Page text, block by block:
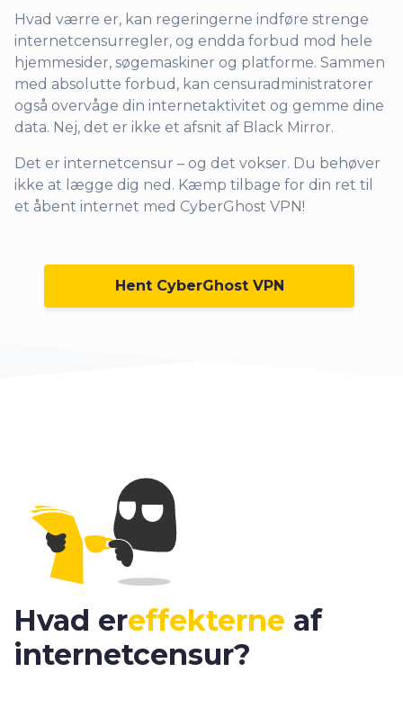
Hvad værre er, kan regeringerne indføre strenge
internetcensurregler, og endda forbud mod hele
hjemmesider, søgemaskiner og platforme. Sammen
med absolutte forbud, kan censuradministratorer
også overvåge din internetaktivitet og gemme dine
data. Nej, det er ikke et afsnit af Black Mirror.
Det er internetcensur – og det vokser. Du behøver
ikke at lægge dig ned. Kæmp tilbage for din ret til
et åbent internet med CyberGhost VPN!
Hent CyberGhost VPN
Hvad ereffekterne af
internetcensur?